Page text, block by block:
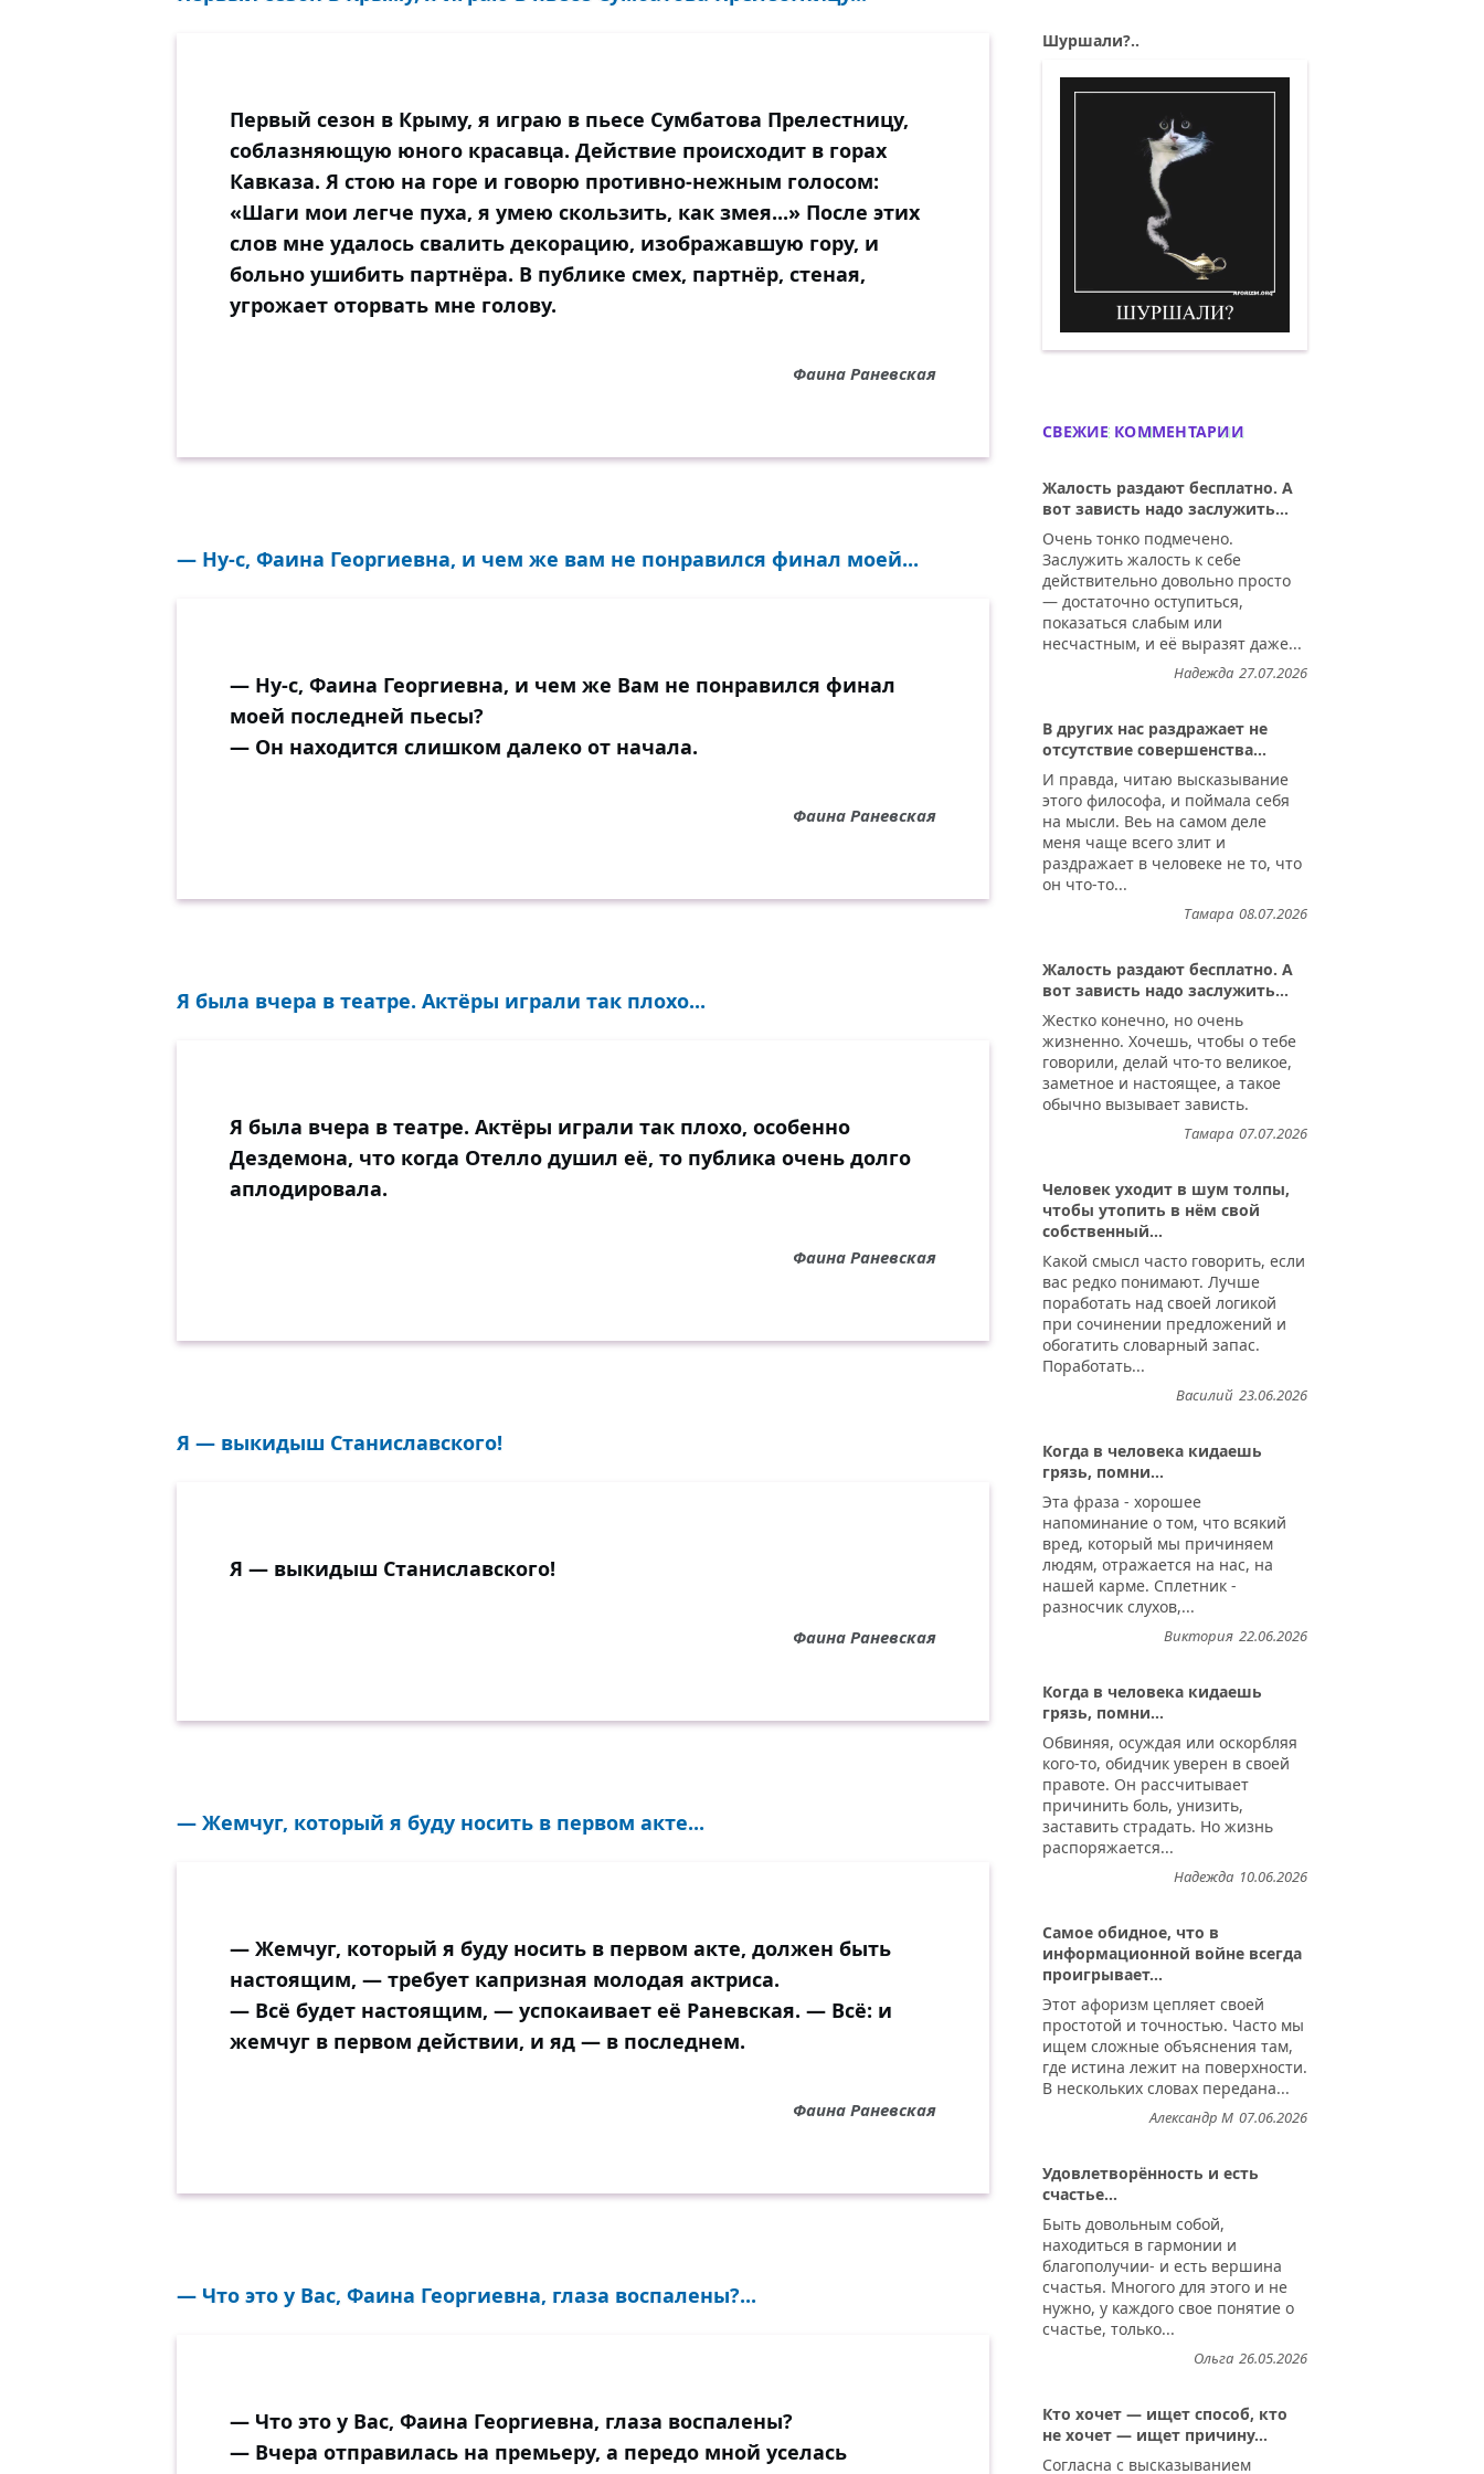
Первый сезон в Крыму, я играю в пьесе Сумбатова Прелестницу,
соблазняющую юного красавца. Действие происходит в горах
Кавказа. Я стою на горе и говорю противно-нежным голосом:
«Шаги мои легче пуха, я умею скользить, как змея...» После этих
слов мне удалось свалить декорацию, изображавшую гору, и
больно ушибить партнёра. В публике смех, партнёр, стеная,
угрожает оторвать мне голову.
Фаина Раневская
— Ну-с, Фаина Георгиевна, и чем же вам не понравился финал моей...
— Ну-с, Фаина Георгиевна, и чем же Вам не понравился финал
моей последней пьесы?
— Он находится слишком далеко от начала.
Фаина Раневская
Я была вчера в театре. Актёры играли так плохо...
Я была вчера в театре. Актёры играли так плохо, особенно
Дездемона, что когда Отелло душил её, то публика очень долго
аплодировала.
Фаина Раневская
Я — выкидыш Станиславского!
Я — выкидыш Станиславского!
Фаина Раневская
— Жемчуг, который я буду носить в первом акте...
— Жемчуг, который я буду носить в первом акте, должен быть
настоящим, — требует капризная молодая актриса.
— Всё будет настоящим, — успокаивает её Раневская. — Всё: и
жемчуг в первом действии, и яд — в последнем.
Фаина Раневская
— Что это у Вас, Фаина Георгиевна, глаза воспалены?...
— Что это у Вас, Фаина Георгиевна, глаза воспалены?
— Вчера отправилась на премьеру, а передо мной уселась
Шуршали?..
Шуршали? Демотиватор
СВЕЖИЕ КОММЕНТАРИИ
Жалость раздают бесплатно. А
вот зависть надо заслужить...
Очень тонко подмечено.
Заслужить жалость к себе
действительно довольно просто
— достаточно оступиться,
показаться слабым или
несчастным, и её выразят даже...
27.07.2026
Надежда
В других нас раздражает не
отсутствие совершенства...
И правда, читаю высказывание
этого философа, и поймала себя
на мысли. Веь на самом деле
меня чаще всего злит и
раздражает в человеке не то, что
он что-то...
08.07.2026
Тамара
Жалость раздают бесплатно. А
вот зависть надо заслужить...
Жестко конечно, но очень
жизненно. Хочешь, чтобы о тебе
говорили, делай что-то великое,
заметное и настоящее, а такое
обычно вызывает зависть.
07.07.2026
Тамара
Человек уходит в шум толпы,
чтобы утопить в нём свой
собственный...
Какой смысл часто говорить, если
вас редко понимают. Лучше
поработать над своей логикой
при сочинении предложений и
обогатить словарный запас.
Поработать...
23.06.2026
Василий
Когда в человека кидаешь
грязь, помни...
Эта фраза - хорошее
напоминание о том, что всякий
вред, который мы причиняем
людям, отражается на нас, на
нашей карме. Сплетник -
разносчик слухов,...
22.06.2026
Виктория
Когда в человека кидаешь
грязь, помни...
Обвиняя, осуждая или оскорбляя
кого-то, обидчик уверен в своей
правоте. Он рассчитывает
причинить боль, унизить,
заставить страдать. Но жизнь
распоряжается...
10.06.2026
Надежда
Самое обидное, что в
информационной войне всегда
проигрывает...
Этот афоризм цепляет своей
простотой и точностью. Часто мы
ищем сложные объяснения там,
где истина лежит на поверхности.
В нескольких словах передана...
07.06.2026
Александр М
Удовлетворённость и есть
счастье...
Быть довольным собой,
находиться в гармонии и
благополучии- и есть вершина
счастья. Многого для этого и не
нужно, у каждого свое понятие о
счастье, только...
26.05.2026
Ольга
Кто хочет — ищет способ, кто
не хочет — ищет причину...
Согласна с высказыванием